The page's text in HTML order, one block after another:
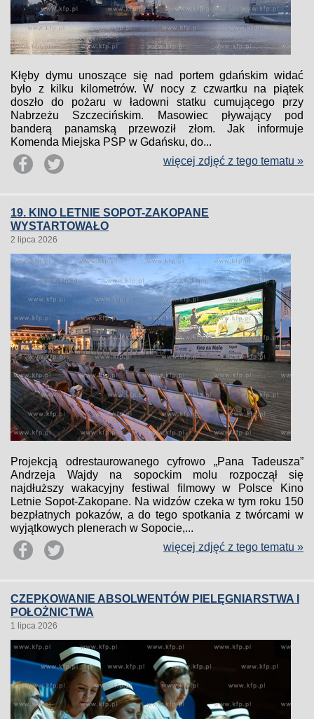
Kłęby dymu unoszące się nad portem gdańskim widać
było z kilku kilometrów. W nocy z czwartku na piątek
doszło do pożaru w ładowni statku cumującego przy
Nabrzeżu Szczecińskim. Masowiec pływający pod
banderą panamską przewoził złom. Jak informuje
Komenda Miejska PSP w Gdańsku, do...
więcej zdjęć z tego tematu »
19. KINO LETNIE SOPOT-ZAKOPANE
WYSTARTOWAŁO
2 lipca 2026
Projekcją odrestaurowanego cyfrowo „Pana Tadeusza”
Andrzeja Wajdy na sopockim molu rozpoczął się
najdłuższy wakacyjny festiwal filmowy w Polsce Kino
Letnie Sopot-Zakopane. Na widzów czeka w tym roku 150
bezpłatnych pokazów, a do tego spotkania z twórcami w
wyjątkowych plenerach w Sopocie,...
więcej zdjęć z tego tematu »
CZEPKOWANIE ABSOLWENTÓW PIELĘGNIARSTWA I
POŁOŻNICTWA
1 lipca 2026